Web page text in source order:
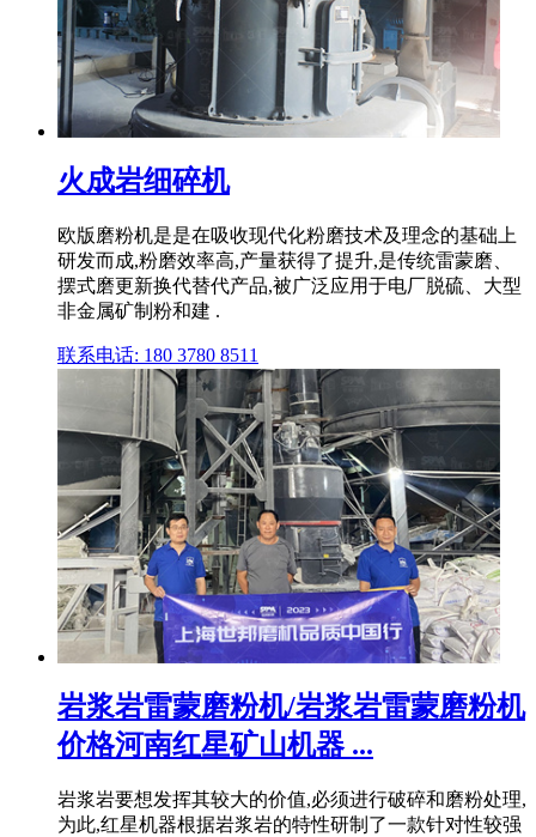
火成岩细碎机
欧版磨粉机是是在吸收现代化粉磨技术及理念的基础上
研发而成,粉磨效率高,产量获得了提升,是传统雷蒙磨、
摆式磨更新换代替代产品,被广泛应用于电厂脱硫、大型
非金属矿制粉和建 .
联系电话: 180 3780 8511
岩浆岩雷蒙磨粉机/岩浆岩雷蒙磨粉机
价格河南红星矿山机器 ...
岩浆岩要想发挥其较大的价值,必须进行破碎和磨粉处理,
为此,红星机器根据岩浆岩的特性研制了一款针对性较强